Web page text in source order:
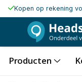
Kopen op rekening
Producten